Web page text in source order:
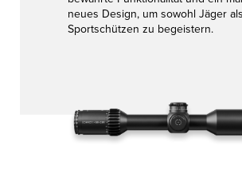
neues Design, um sowohl Jäger
Sportschützen zu begeistern.